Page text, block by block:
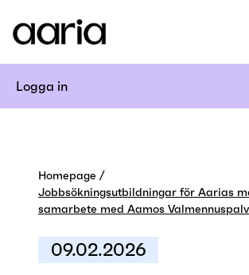
Logga in
Homepage
Jobbsökningsutbildningar för Aarias
samarbete med Aamos
09.02.2026